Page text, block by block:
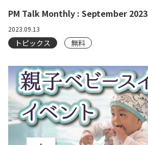
PM Talk Monthly : September 2023
2023.09.13
トピックス 無料